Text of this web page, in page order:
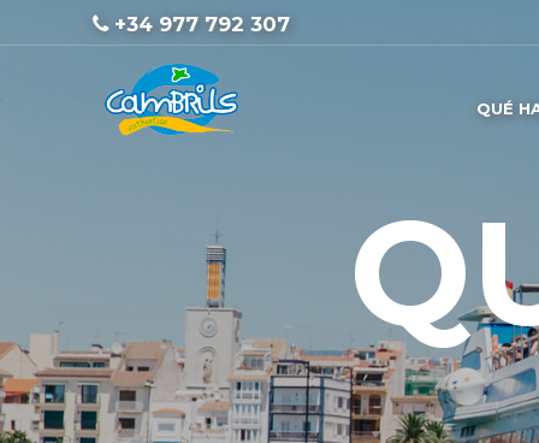
+34 977 792 307
QUÉ